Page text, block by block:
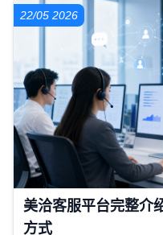
美洽客服平台完整介
方式
22/05 2026